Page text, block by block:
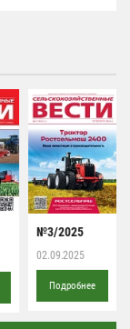
№3/2025
02.09.2025
Подробнее